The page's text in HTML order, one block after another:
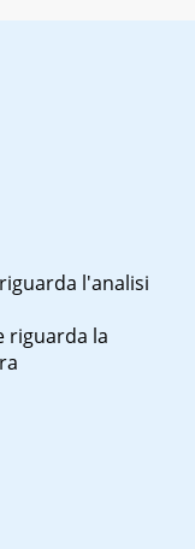
l'analisi
riguarda la